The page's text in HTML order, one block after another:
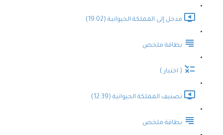
مدخل إلى المملكة الحيوانية (19:02)
بطاقة ملخص
( اختبار )
تصنيف المملكة الحيوانية (12:39)
بطاقة ملخص